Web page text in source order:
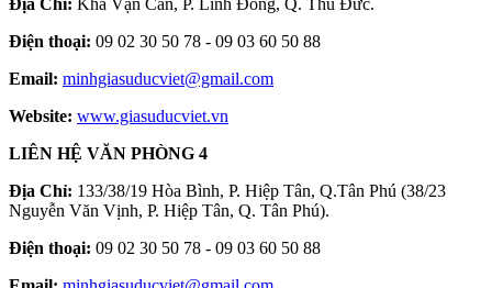
Điện thoại: 09 02 30 50 78 - 09 03 60 50 88
Email: minhgiasuducviet@gmail.com
Website: www.giasuducviet.vn
LIÊN HỆ VĂN PHÒNG 4
Địa Chỉ: 133/38/19 Hòa Bình, P. Hiệp Tân, Q.Tân Phú (38/23
Nguyễn Văn Vịnh, P. Hiệp Tân, Q. Tân Phú).
Điện thoại: 09 02 30 50 78 - 09 03 60 50 88